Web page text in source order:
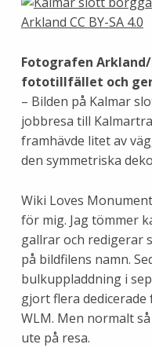
Fotografen
fototillfället och
– Bilden på Kalmar
jobbresa till
framhävde litet av
den symmetriska
Wiki Loves
för mig. Jag tömmer
gallrar och redigerar
på bildfilens namn.
bulkuppladdning i
gjort flera
WLM. Men normalt
ute på resa.